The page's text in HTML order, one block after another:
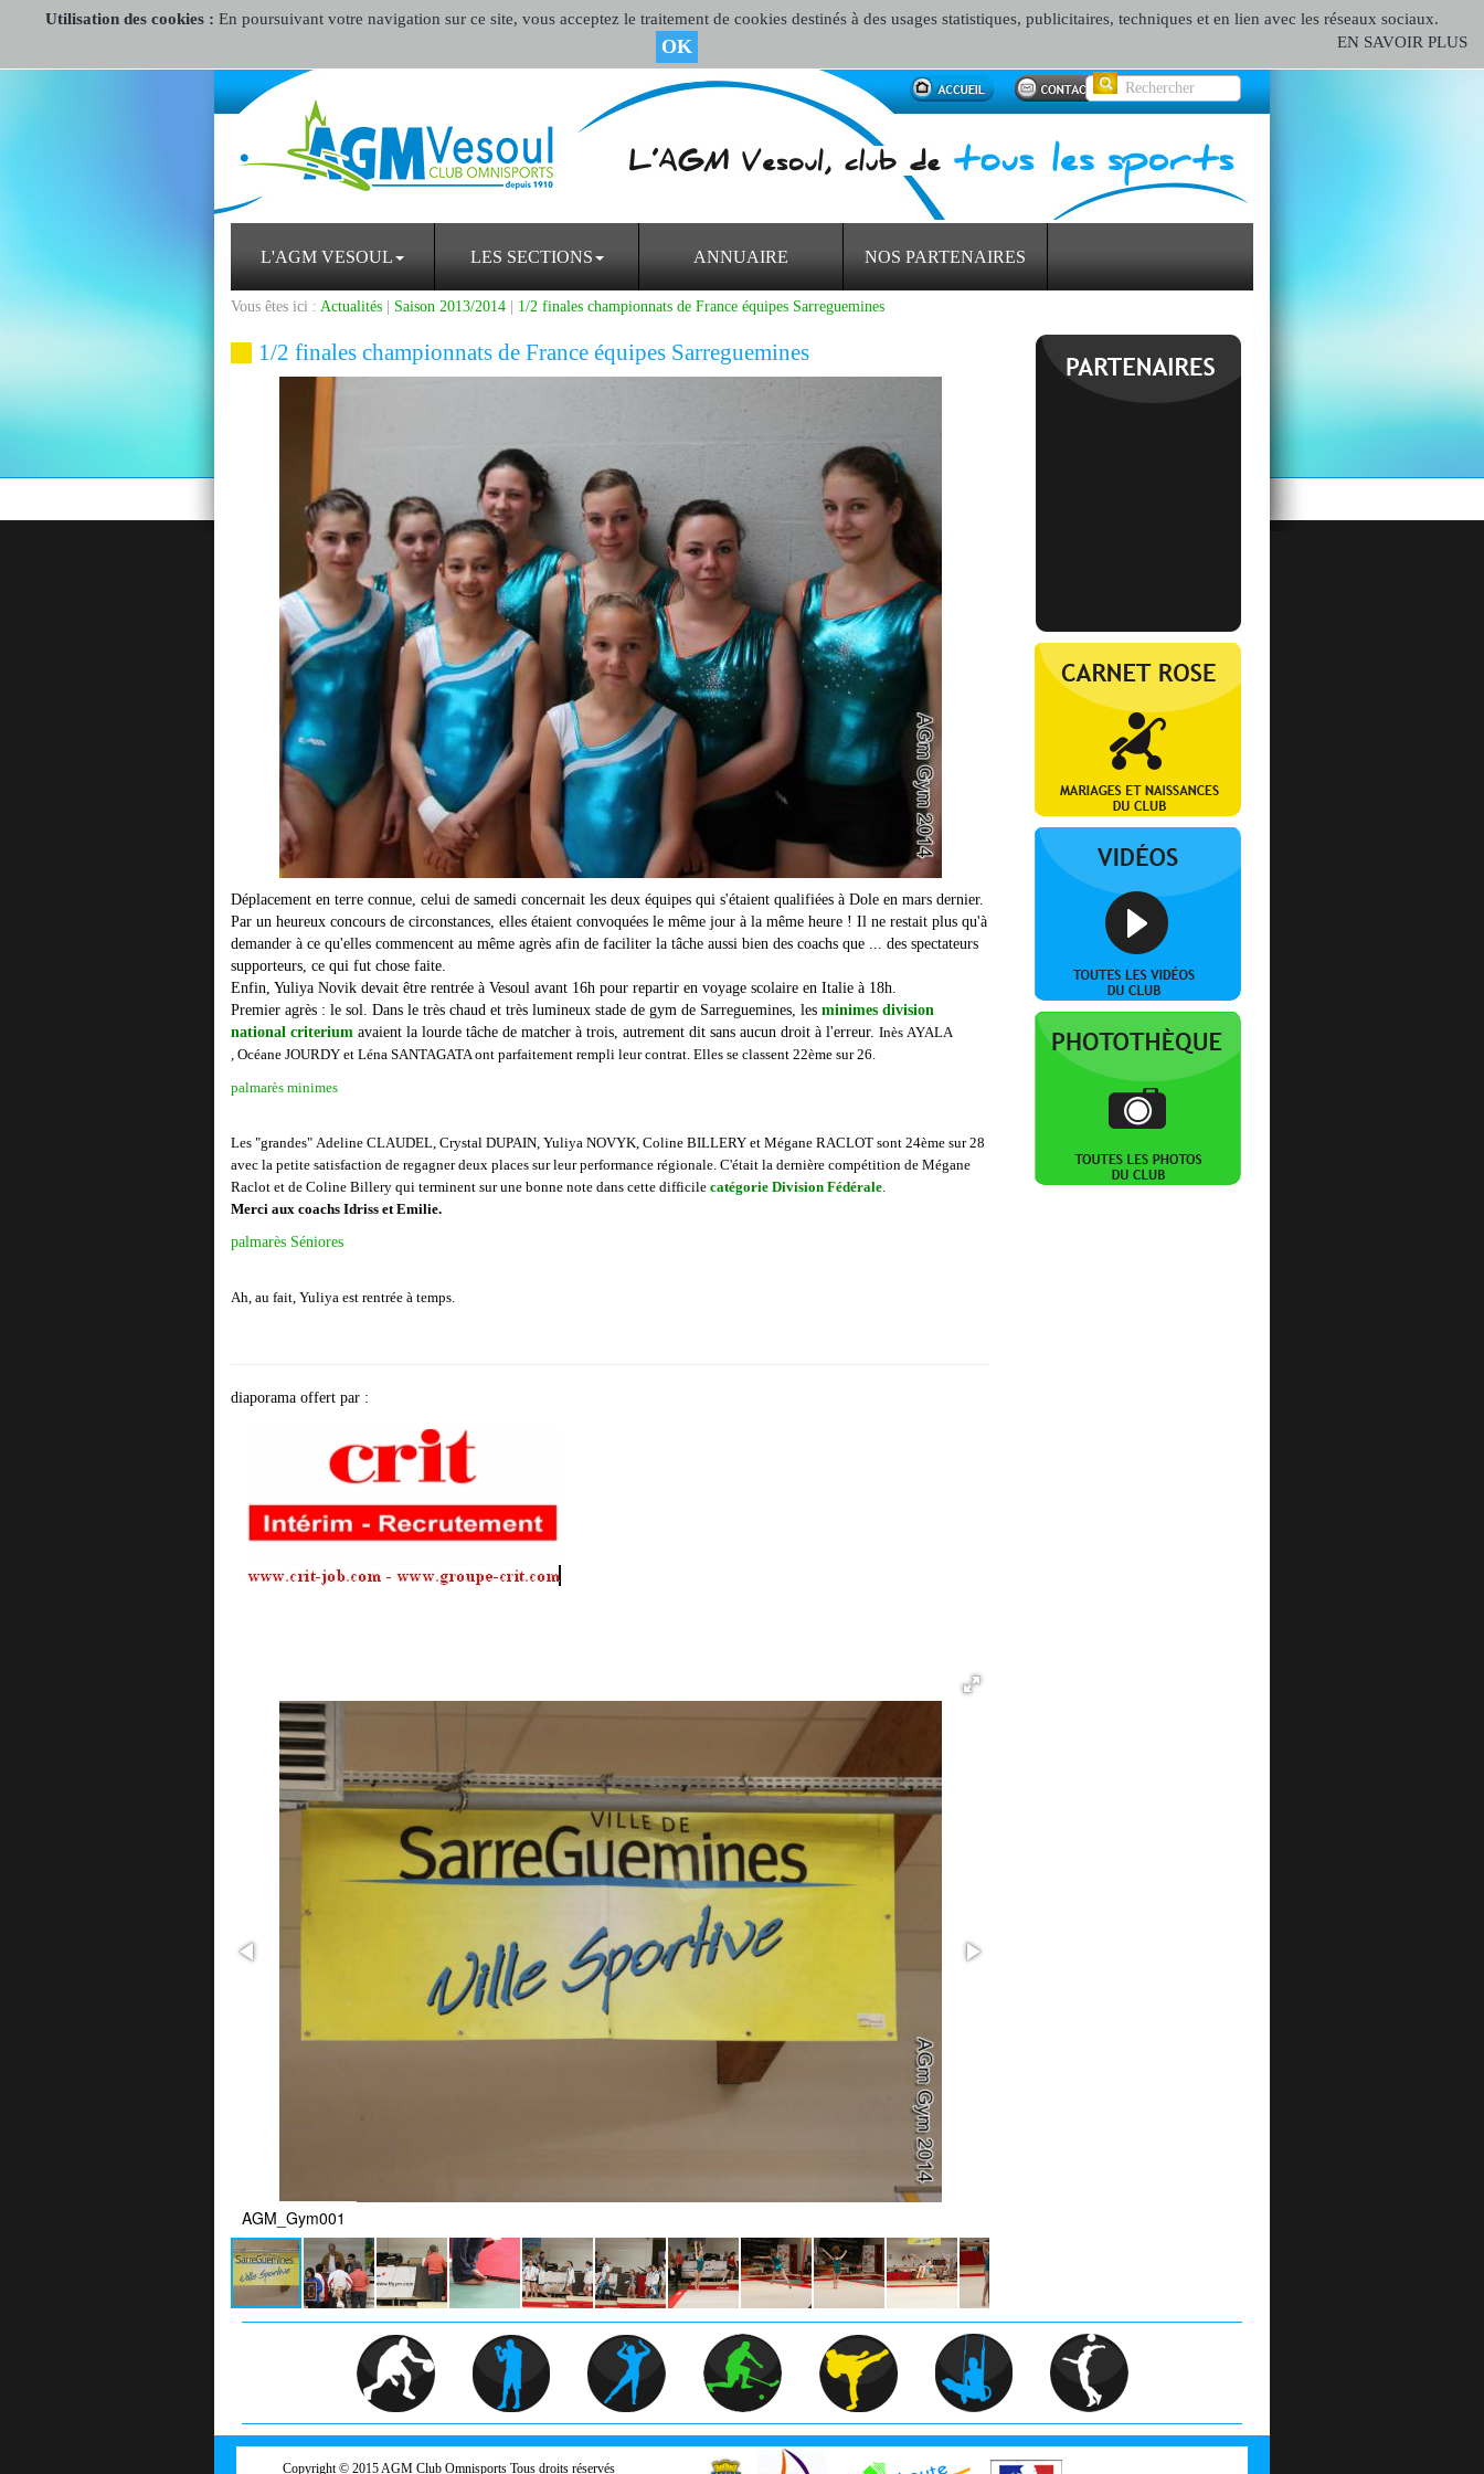
Utilisation des cookies : En poursuivant votre navigation sur ce site, vous acceptez le traitement de cookies destinés à des usages statistiques, publicitaires, techniques et en lien avec les réseaux sociaux.
OK EN SAVOIR PLUS
L'AGM VESOUL LES SECTIONS ANNUAIRE NOS PARTENAIRES
Vous êtes ici : Actualités Saison 2013/2014 1/2 finales championnats de France équipes Sarreguemines
1/2 finales championnats de France équipes Sarreguemines
Déplacement en terre connue, celui de samedi concernait les deux équipes qui s'étaient qualifiées à Dole en mars dernier.
Par un heureux concours de circonstances, elles étaient convoquées le même jour à la même heure ! Il ne restait plus qu'à
demander à ce qu'elles commencent au même agrès afin de faciliter la tâche aussi bien des coachs que ... des spectateurs
supporteurs, ce qui fut chose faite.
Enfin, Yuliya Novik devait être rentrée à Vesoul avant 16h pour repartir en voyage scolaire en Italie à 18h.
Premier agrès : le sol. Dans le très chaud et très lumineux stade de gym de Sarreguemines, les minimes division
national criterium avaient la lourde tâche de matcher à trois, autrement dit sans aucun droit à l'erreur. Inès AYALA
, Océane JOURDY et Léna SANTAGATA ont parfaitement rempli leur contrat. Elles se classent 22ème sur 26.
palmarès minimes
Les "grandes" Adeline CLAUDEL, Crystal DUPAIN, Yuliya NOVYK, Coline BILLERY et Mégane RACLOT sont 24ème sur 28
avec la petite satisfaction de regagner deux places sur leur performance régionale. C'était la dernière compétition de Mégane
Raclot et de Coline Billery qui terminent sur une bonne note dans cette difficile catégorie Division Fédérale.
Merci aux coachs Idriss et Emilie.
palmarès Séniores
Ah, au fait, Yuliya est rentrée à temps.
diaporama offert par :
AGM_Gym001
Copyright © 2015AGM Club OmnisportsTous droits réservés